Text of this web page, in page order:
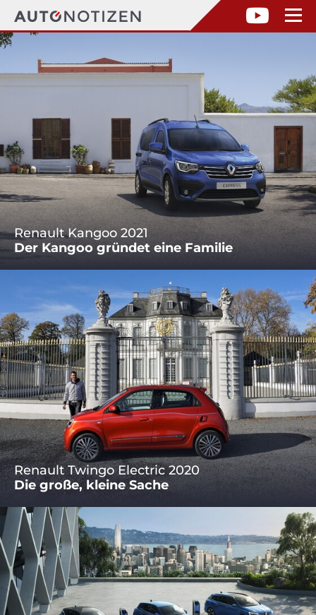
Renault Kangoo 2021
Der Kangoo gründet eine Familie
Renault Twingo Electric 2020
Die große, kleine Sache